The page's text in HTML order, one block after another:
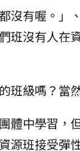
沒有喔。」
班沒有人在
班級嗎？當
體中學習，
源班接受彈